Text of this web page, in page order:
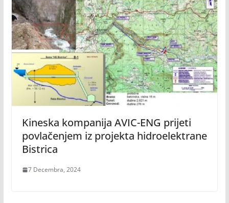
Kineska kompanija AVIC-ENG prijeti
povlačenjem iz projekta hidroelektrane
Bistrica
7 Decembra, 2024